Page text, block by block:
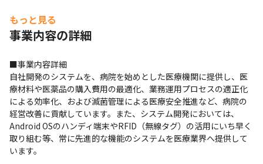
もっと見る
事業内容の詳細
■事業内容詳細
自社開発のシステムを、病院を始めとした医療機関に提供し、医
療材料や医薬品の購入費用の最適化、業務運用プロセスの適正化
による効率化、および滅菌管理による医療安全推進など、病院の
経営改善に貢献しています。また、システム開発においては、
Android OSのハンディ端末やRFID（無線タグ）の活用にいち早く
取り組む等、常に先進的な機能のシステムを医療業界へ提供して
います。